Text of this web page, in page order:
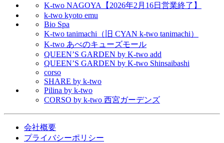
K-two NAGOYA【2026年2月16日営業終了】
k-two kyoto emu
Bio Spa
K-two tanimachi（旧 CYAN k-two tanimachi）
K-two あべのキューズモール
QUEEN’S GARDEN by K-two add
QUEEN’S GARDEN by K-two Shinsaibashi
corso
SHARE by k-two
Pilina by k-two
CORSO by k-two 西宮ガーデンズ
会社概要
プライバシーポリシー